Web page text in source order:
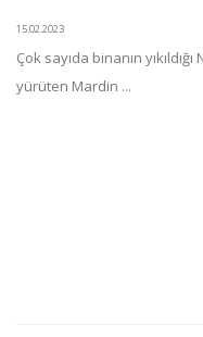
15.02.2023
Çok sayıda binanın
yürüten Mardin ...